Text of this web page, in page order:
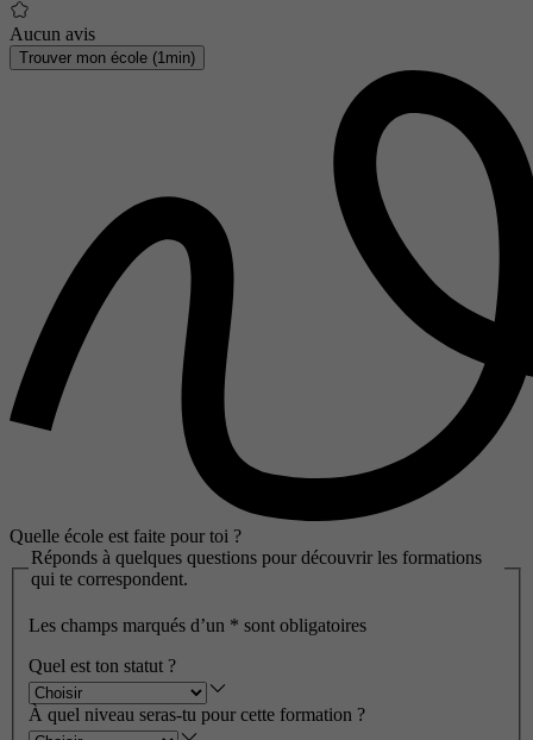
Aucun avis
Trouver mon école (1min)
Quelle école est faite pour toi ?
Réponds à quelques questions pour découvrir les formations
qui te correspondent.
Les champs marqués d’un * sont obligatoires
Quel est ton statut ?
À quel niveau seras-tu pour cette formation ?